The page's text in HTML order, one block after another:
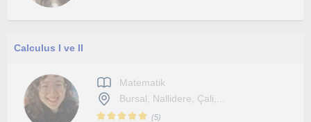
Calculus I ve II
Matematik
Bursal, Nallidere, Çali,...
(5)